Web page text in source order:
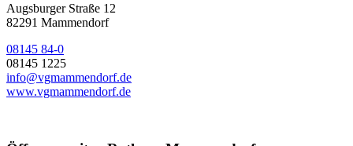
Augsburger Straße 12
82291 Mammendorf
08145 84-0
08145 1225
info@vgmammendorf.de
www.vgmammendorf.de